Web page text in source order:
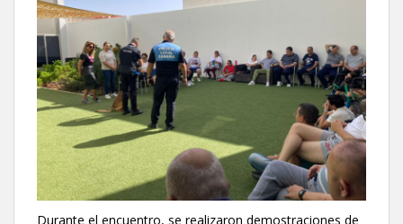
Durante el encuentro, se realizaron demostraciones de